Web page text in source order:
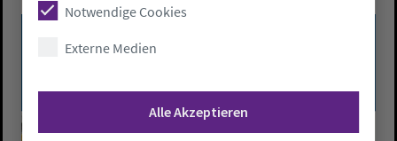
Notwendige Cookies
Externe Medien
Alle Akzeptieren